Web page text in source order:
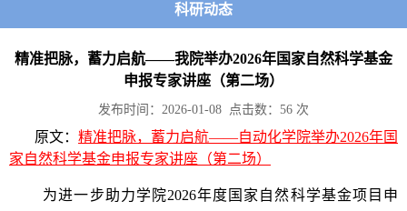
科研动态
精准把脉，蓄力启航——我院举办2026年国家自然科学基金
申报专家讲座（第二场）
发布时间：2026-01-08 点击数： 56 次
原文： 精准把脉，蓄力启航——自动化学院举办2026年国
家自然科学基金申报专家讲座（第二场）
为进一步助力学院2026年度国家自然科学基金项目申